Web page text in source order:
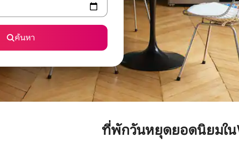
ค้นหา
ที่พักวันหยุดยอดนิยมใน